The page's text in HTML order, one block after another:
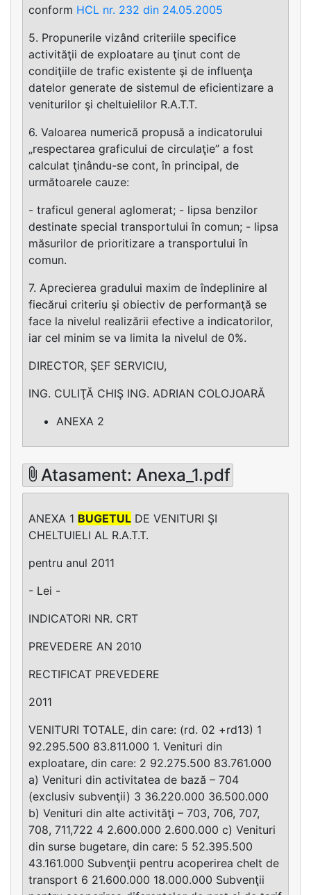
conform HCL nr. 232 din 24.05.2005
5. Propunerile vizând criteriile specifice
activităţii de exploatare au ţinut cont de
condiţiile de trafic existente şi de influenţa
datelor generate de sistemul de eficientizare a
veniturilor şi cheltuielilor R.A.T.T.
6. Valoarea numerică propusă a indicatorului
„respectarea graficului de circulaţie” a fost
calculat ţinându-se cont, în principal, de
următoarele cauze:
- traficul general aglomerat; - lipsa benzilor
destinate special transportului în comun; - lipsa
măsurilor de prioritizare a transportului în
comun.
7. Aprecierea gradului maxim de îndeplinire al
fiecărui criteriu şi obiectiv de performanţă se
face la nivelul realizării efective a indicatorilor,
iar cel minim se va limita la nivelul de 0%.
DIRECTOR, ŞEF SERVICIU,
ING. CULIŢĂ CHIŞ ING. ADRIAN COLOJOARĂ
ANEXA 2
Atasament: Anexa_1.pdf
ANEXA 1 BUGETUL DE VENITURI ŞI
CHELTUIELI AL R.A.T.T.
pentru anul 2011
- Lei -
INDICATORI NR. CRT
PREVEDERE AN 2010
RECTIFICAT PREVEDERE
2011
VENITURI TOTALE, din care: (rd. 02 +rd13) 1
92.295.500 83.811.000 1. Venituri din
exploatare, din care: 2 92.275.500 83.761.000
a) Venituri din activitatea de bază – 704
(exclusiv subvenţii) 3 36.220.000 36.500.000
b) Venituri din alte activităţi – 703, 706, 707,
708, 711,722 4 2.600.000 2.600.000 c) Venituri
din surse bugetare, din care: 5 52.395.500
43.161.000 Subvenţii pentru acoperirea chelt de
transport 6 21.600.000 18.000.000 Subvenţii